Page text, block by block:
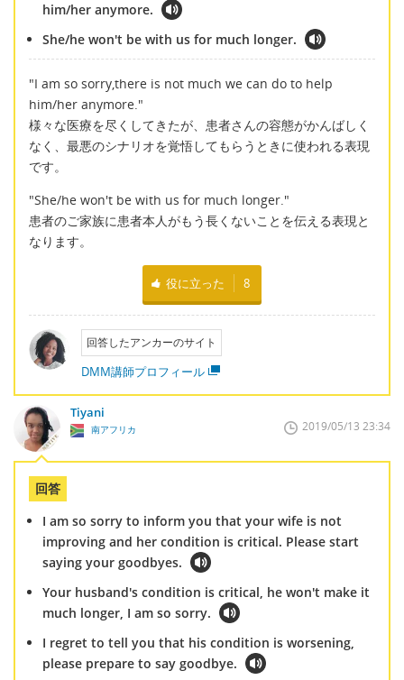
him/her anymore.
She/he won't be with us for much longer.
"I am so sorry,there is not much we can do to help
him/her anymore."
様々な医療を尽くしてきたが、患者さんの容態がかんばしく
なく、最悪のシナリオを覚悟してもらうときに使われる表現
です。
"She/he won't be with us for much longer."
患者のご家族に患者本人がもう長くないことを伝える表現と
なります。
役に立った 8
回答したアンカーのサイト
DMM講師プロフィール
Tiyani
南アフリカ 2019/05/13 23:34
回答
I am so sorry to inform you that your wife is not
improving and her condition is critical. Please start
saying your goodbyes.
Your husband's condition is critical, he won't make it
much longer, I am so sorry.
I regret to tell you that his condition is worsening,
please prepare to say goodbye.